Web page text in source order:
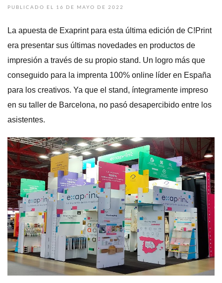
PUBLICADO EL 16 DE MAYO DE 2022
La apuesta de Exaprint para esta última edición de C!Print
era presentar sus últimas novedades en productos de
impresión a través de su propio stand. Un logro más que
conseguido para la imprenta 100% online líder en España
para los creativos. Ya que el stand, íntegramente impreso
en su taller de Barcelona, no pasó desapercibido entre los
asistentes.